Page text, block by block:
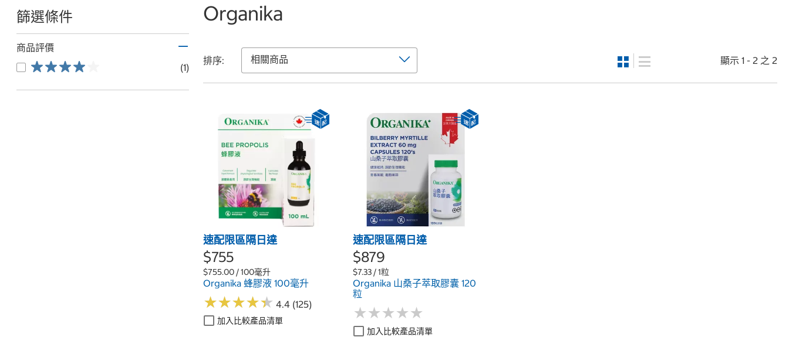
篩選條件
商品評價
(1)
Organika
排序: 顯示 1 - 2 之 2
速配限區隔日達
$755
$755.00 / 100毫升
Organika 蜂膠液 100毫升
★★★★★
★★★★★ 4.4 (125)
加入比較產品清單
速配限區隔日達
$879
$7.33 / 1粒
Organika 山桑子萃取膠囊 120
粒
★★★★★
★★★★★
加入比較產品清單